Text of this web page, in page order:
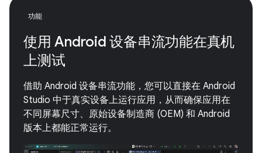
功能
使用 Android 设备串流功能在真机
上测试
借助 Android 设备串流功能，您可以直接在 Android
Studio 中于真实设备上运行应用，从而确保应用在
不同屏幕尺寸、原始设备制造商 (OEM) 和 Android
版本上都能正常运行。